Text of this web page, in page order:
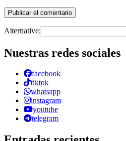
Alternative:
Nuestras redes sociales
facebook
tiktok
whatsapp
instagram
youtube
telegram